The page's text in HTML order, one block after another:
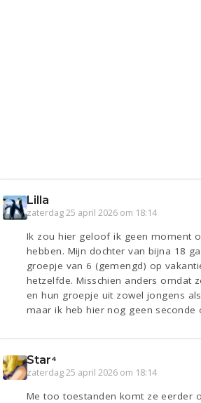
Lilla
zaterdag 25 april 2026 om 18:14
Ik zou hier geloof ik geen moment
hebben. Mijn dochter van bijna 18
groepje van 6 (gemengd) op
hetzelfde. Misschien anders omdat
en hun groepje uit zowel jongens
maar ik heb hier nog geen seconde
Star⁴
zaterdag 25 april 2026 om 18:14
Me too toestanden komt ze eerder